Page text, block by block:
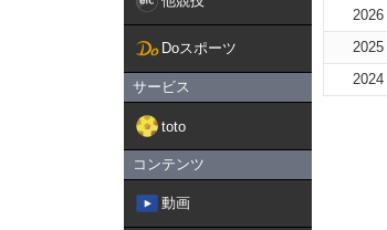
Doスポーツ
サービス
toto
コンテンツ
動画
2026
2025
2024